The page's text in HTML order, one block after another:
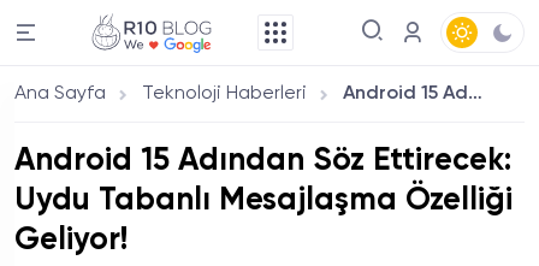
Ana Sayfa Teknoloji Haberleri Android 15 Adından Söz Ettirecek: Uydu Tabanlı Mesajlaşma Özelliği Geliyor!
Android 15 Adından Söz Ettirecek:
Uydu Tabanlı Mesajlaşma Özelliği
Geliyor!